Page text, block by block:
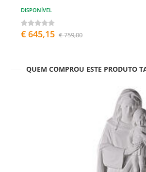
DISPONÍVEL
€ 645,15 € 759,00
QUEM COMPROU ESTE PRODUTO